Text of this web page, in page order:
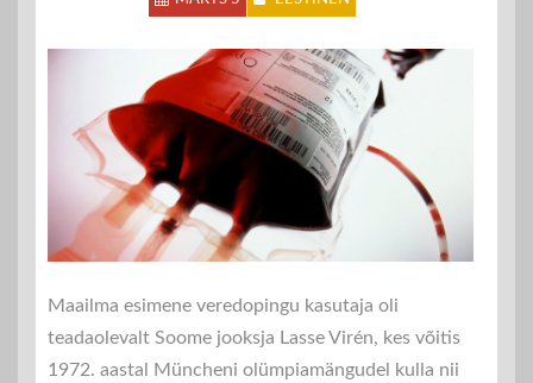
Maailma esimene veredopingu kasutaja oli
teadaolevalt Soome jooksja Lasse Virén, kes võitis
1972. aastal Müncheni olümpiamängudel kulla nii